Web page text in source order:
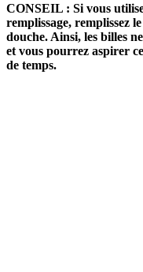
CONSEIL : Si vous
remplissage, remplissez
douche. Ainsi, les billes
et vous pourrez aspirer
de temps.